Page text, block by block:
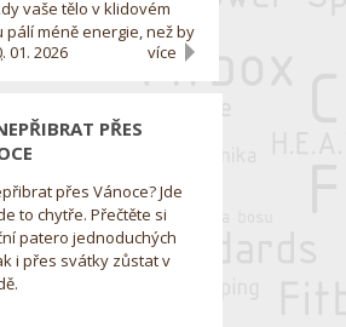
vaše tělo v klidovém
pálí méně energie, než by
01. 2026 více
PŘES
přes Vánoce? Jde
to chytře. Přečtěte si
patero jednoduchých
i přes svátky zůstat v